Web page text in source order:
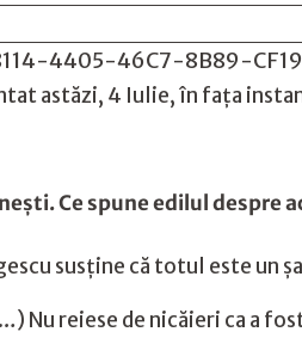
astăzi, 4 Iulie, în fața
Ce spune edilul despre
susține că totul este un
Nu reiese de nicăieri ca a